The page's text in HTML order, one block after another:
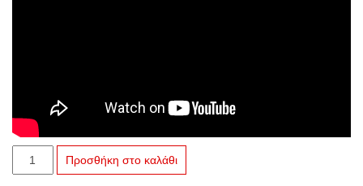
1066
Προσθήκη στο καλάθι